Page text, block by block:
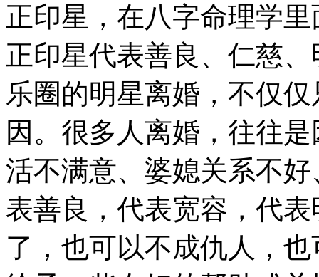
正印星，在八字命理学
正印星代表善良、仁慈
乐圈的明星离婚，不仅
因。很多人离婚，往往
活不满意、婆媳关系不
表善良，代表宽容，代
了，也可以不成仇人，